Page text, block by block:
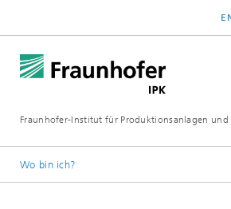
Fraunhofer-Institut für Produktionsanlagen
Wo bin ich?